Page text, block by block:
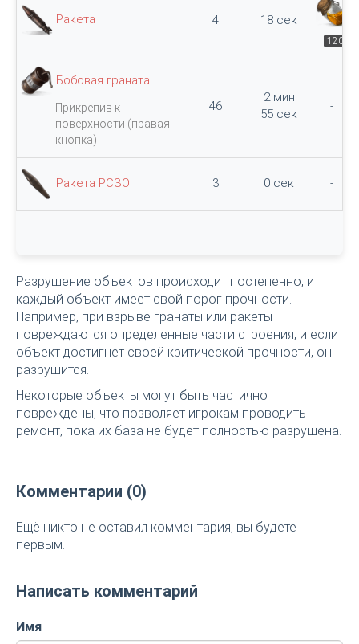
Ракета 4 18 сек
120
Бобовая граната
Прикрепив к
поверхности (правая
кнопка)
46
2 мин
55 сек
-
Ракета РСЗО 3 0 сек -
Разрушение объектов происходит постепенно, и
каждый объект имеет свой порог прочности.
Например, при взрыве гранаты или ракеты
повреждаются определенные части строения, и если
объект достигнет своей критической прочности, он
разрушится.
Некоторые объекты могут быть частично
повреждены, что позволяет игрокам проводить
ремонт, пока их база не будет полностью разрушена.
Комментарии (0)
Ещё никто не оставил комментария, вы будете
первым.
Написать комментарий
Имя